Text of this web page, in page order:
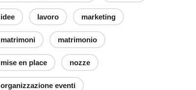
idee lavoro marketing
matrimoni matrimonio
mise en place nozze
organizzazione eventi